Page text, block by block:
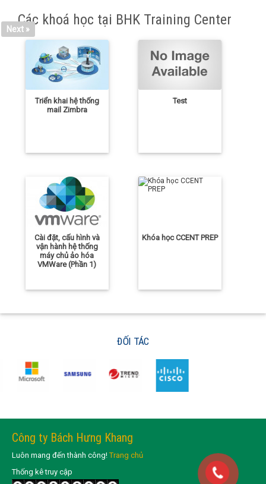
Next »
Các khoá học tại BHK Training Center
Triển khai hệ thống
mail Zimbra
Test
Cài đặt, cấu hình và
vận hành hệ thống
máy chủ ảo hóa
VMWare (Phần 1)
Khóa học CCENT PREP
ĐỐI TÁC
Công ty Bách Hưng Khang
Luôn mang đến thành công!Trang chủ
Thống kê truy cập